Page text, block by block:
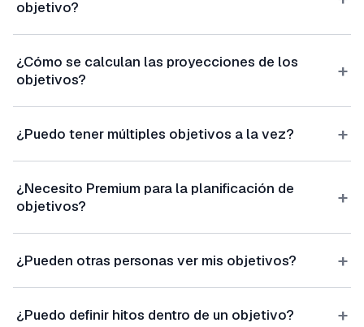
objetivo?
¿Cómo se calculan las proyecciones de los
objetivos?
+
¿Puedo tener múltiples objetivos a la vez? +
¿Necesito Premium para la planificación de
objetivos?
+
¿Pueden otras personas ver mis objetivos? +
¿Puedo definir hitos dentro de un objetivo? +